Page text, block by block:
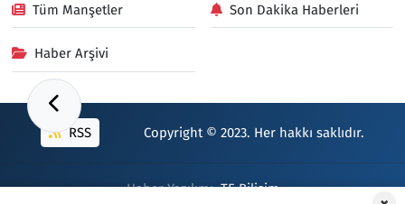
Tüm Manşetler Son Dakika Haberleri
Haber Arşivi
RSS Copyright © 2023. Her hakkı saklıdır.
Haber Yazılımı:TE Bilişim